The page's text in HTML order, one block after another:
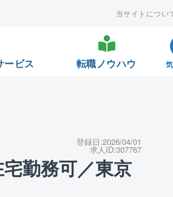
当サイトについ
ービス 転職ノウハウ
登録日:2026/04/01
求人ID:307767
勤務可／東京